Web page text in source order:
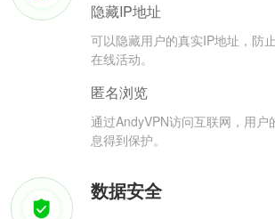
隐藏IP地址
可以隐藏用户的真实IP地址，防
在线活动。
匿名浏览
通过AndyVPN访问互联网，用户
息得到保护。
数据安全